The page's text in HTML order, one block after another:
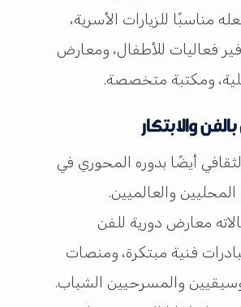
مناسبًا للزيارات الأسرية،
فعاليات للأطفال، ومعارض
ومكتبة متخصصة.
والابتكار
أيضًا بدوره المحوري في
المحليين والعالميين.
معارض دورية للفن
فنية مبتكرة، ومنصات
والمسرحيين الشباب.